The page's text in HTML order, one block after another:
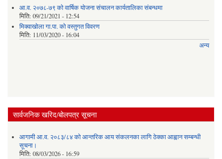
आ.व. २०७८-७९ को वार्षिक योजना संचालन कार्यतालिका संबन्धमा
मिति: 09/21/2021 - 12:54
मिक्वाखोला गा.पा. को वस्तुगत विवरण
मिति: 11/03/2020 - 16:04
अन्य
सार्वजनिक खरिद/बोलपत्र सूचना
आगामी आ.व. २०८३/८४ को आन्तरिक आय संकलनका लागि ठेक्का आह्वान सम्बन्धी
सूचना।
मिति: 08/03/2026 - 16:59